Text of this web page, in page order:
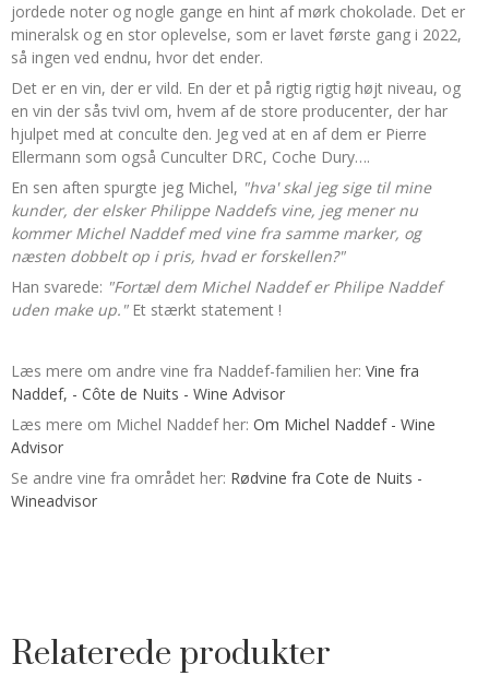
jordede noter og nogle gange en hint af mørk chokolade. Det er
mineralsk og en stor oplevelse, som er lavet første gang i 2022,
så ingen ved endnu, hvor det ender.
Det er en vin, der er vild. En der et på rigtig rigtig højt niveau, og
en vin der sås tvivl om, hvem af de store producenter, der har
hjulpet med at conculte den. Jeg ved at en af dem er Pierre
Ellermann som også Cunculter DRC, Coche Dury….
En sen aften spurgte jeg Michel, "hva' skal jeg sige til mine
kunder, der elsker Philippe Naddefs vine, jeg mener nu
kommer Michel Naddef med vine fra samme marker, og
næsten dobbelt op i pris, hvad er forskellen?"
Han svarede: "Fortæl dem Michel Naddef er Philipe Naddef
uden make up."Et stærkt statement !
Læs mere om andre vine fra Naddef-familien her: Vine fra
Naddef, - Côte de Nuits - Wine Advisor
Læs mere om Michel Naddef her: Om Michel Naddef - Wine
Advisor
Se andre vine fra området her: Rødvine fra Cote de Nuits -
Wineadvisor
Relaterede produkter